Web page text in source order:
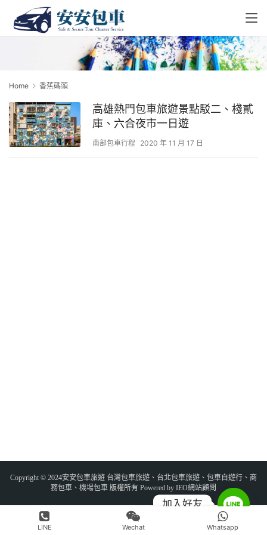
Home 香蕉碼頭
高雄熱門包車旅遊景點駁二、棧貳
庫、六合夜市一日遊
南部包車行程 2020 年 11 月 17 日
Copyright © 2024安安包車旅遊 台灣包車旅遊、台北包車旅遊、包車自遊行、商
務包車、機場包車 版權所有 Powered by IEO網站顧問
LINE Wechat Whatsapp
加入好友